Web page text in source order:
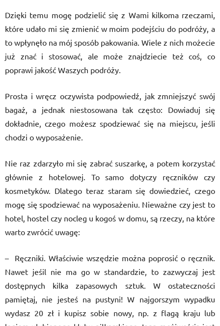
Dzięki temu mogę podzielić się z Wami kilkoma rzeczami,
które udało mi się zmienić w moim podejściu do podróży, a
to wpłynęło na mój sposób pakowania. Wiele z nich możecie
już znać i stosować, ale może znajdziecie też coś, co
poprawi jakość Waszych podróży.
Prosta i wręcz oczywista podpowiedź, jak zmniejszyć swój
bagaż, a jednak niestosowana tak często: Dowiaduj się
dokładnie, czego możesz spodziewać się na miejscu, jeśli
chodzi o wyposażenie.
Nie raz zdarzyło mi się zabrać suszarkę, a potem korzystać
głównie z hotelowej. To samo dotyczy ręczników czy
kosmetyków. Dlatego teraz staram się dowiedzieć, czego
mogę się spodziewać na wyposażeniu. Nieważne czy jest to
hotel, hostel czy nocleg u kogoś w domu, są rzeczy, na które
warto zwrócić uwagę:
– Ręczniki. Właściwie wszędzie można poprosić o ręcznik.
Nawet jeśil nie ma go w standardzie, to zazwyczaj jest
dostępnych kilka zapasowych sztuk. W ostateczności
pamiętaj, nie jesteś na pustyni! W najgorszym wypadku
wydasz 20 zł i kupisz sobie nowy, np. z flagą kraju lub